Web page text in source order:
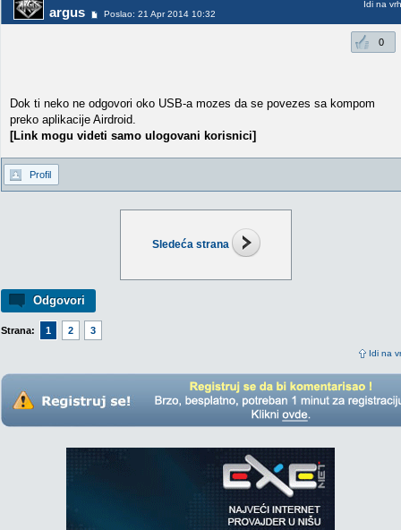
Sledeća strana
Odgovori
Strana: 1 2 3
Idi na
argus Poslao: 21 Apr 2014 10:32
Idi na vrh
0
Dok ti neko ne odgovori oko USB-a mozes da se povezes sa kompom
preko aplikacije Airdroid.
[Link mogu videti samo ulogovani korisnici]
Profil